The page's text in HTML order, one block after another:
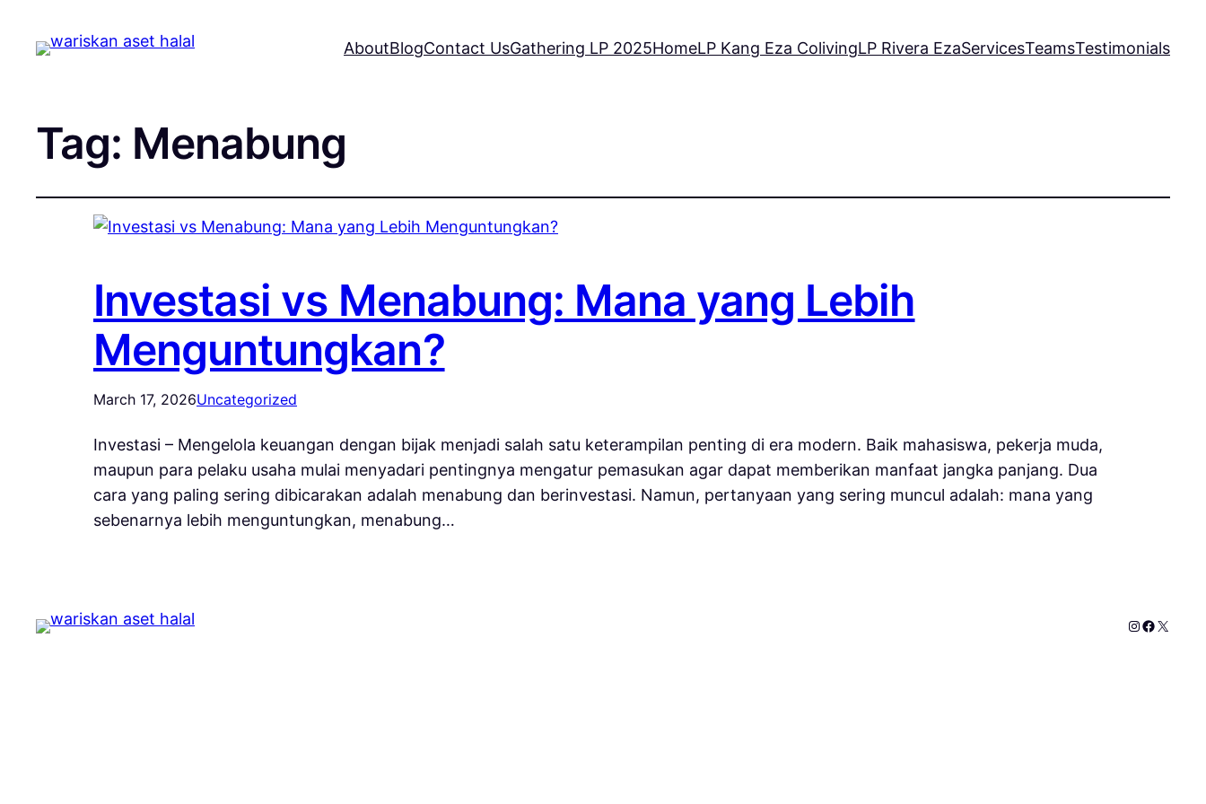
AboutBlogContact UsGathering LP 2025HomeLP Kang Eza ColivingLP Rivera EzaServicesTeamsTestimonials
Tag: Menabung
Investasi vs Menabung: Mana yang Lebih
Menguntungkan?
March 17, 2026Uncategorized
Investasi – Mengelola keuangan dengan bijak menjadi salah satu keterampilan penting di era modern. Baik mahasiswa, pekerja muda,
maupun para pelaku usaha mulai menyadari pentingnya mengatur pemasukan agar dapat memberikan manfaat jangka panjang. Dua
cara yang paling sering dibicarakan adalah menabung dan berinvestasi. Namun, pertanyaan yang sering muncul adalah: mana yang
sebenarnya lebih menguntungkan, menabung…
Instagram
X